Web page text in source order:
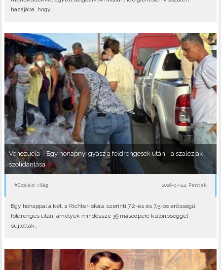
hazájába, hogy..
Venezuela – Egy hónapnyi gyász a földrengések után - a szaléziak
szolidaritása
#Szalézi világ 2026-07-24, Péntek
Egy hónappal a két, a Richter-skála szerinti 7,2-es és 7,5-ös erősségű
földrengés után, amelyek mindössze 39 másodperc különbséggel
sújtották..